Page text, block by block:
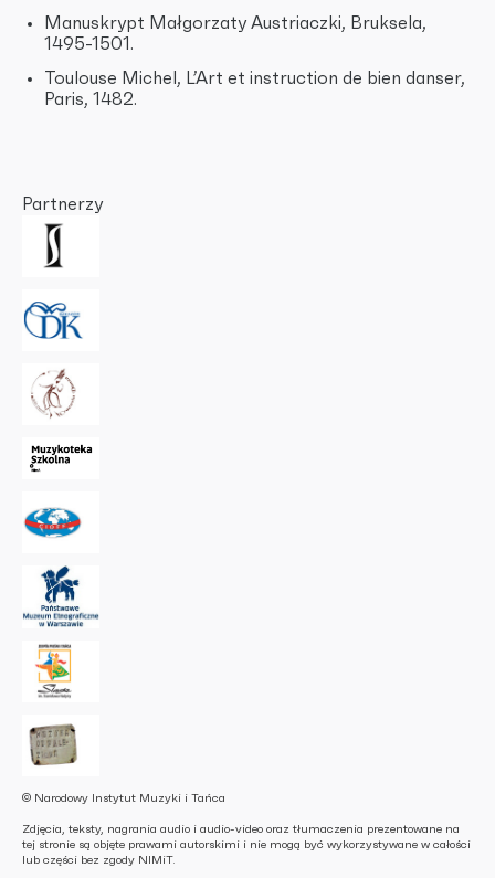
Manuskrypt Małgorzaty Austriaczki, Bruksela,
1495-1501.
Toulouse Michel, L’Art et instruction de bien danser,
Paris, 1482.
Partnerzy
© Narodowy Instytut Muzyki i Tańca
Zdjęcia, teksty, nagrania audio i audio-video oraz tłumaczenia prezentowane na
tej stronie są objęte prawami autorskimi i nie mogą być wykorzystywane w całości
lub części bez zgody NIMiT.